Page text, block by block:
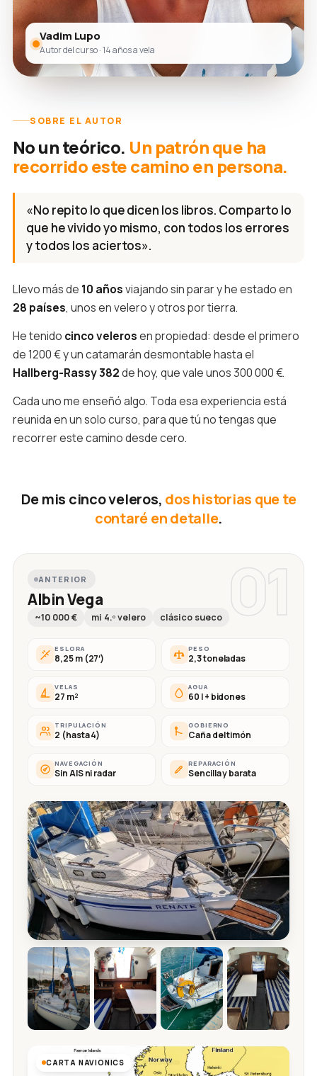
Vadim Lupo
Autor del curso · 14 años a vela
SOBRE EL AUTOR
No un teórico. Un patrón que ha
recorrido este camino en persona.
«No repito lo que dicen los libros. Comparto lo
que he vivido yo mismo, con todos los errores
y todos los aciertos».
Llevo más de 10 añosviajando sin parar y he estado en
28 países, unos en velero y otros por tierra.
He tenido cinco velerosen propiedad: desde el primero
de 1200 € y un catamarán desmontable hasta el
Hallberg-Rassy 382de hoy, que vale unos 300 000 €.
Cada uno me enseñó algo. Toda esa experiencia está
reunida en un solo curso, para que tú no tengas que
recorrer este camino desde cero.
De mis cinco veleros, dos historias que te
contaré en detalle.
01
ANTERIOR
Albin Vega
~10 000 € mi 4.º velero clásico sueco
ESLORA
8,25 m (27′)
PESO
2,3 toneladas
VELAS
27 m²
AGUA
60 l + bidones
TRIPULACIÓN
2 (hasta 4)
GOBIERNO
Caña del timón
NAVEGACIÓN
Sin AIS ni radar
REPARACIÓN
Sencilla y barata
CARTA NAVIONICS